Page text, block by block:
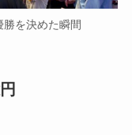
勝を決めた瞬間